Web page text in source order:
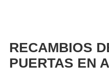
RECAMBIOS
PUERTAS EN